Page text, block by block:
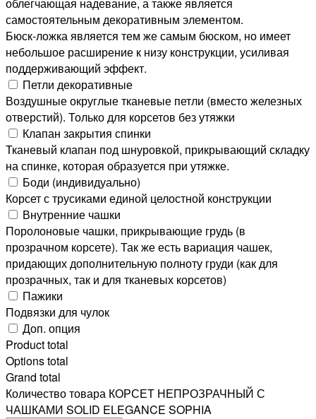
облегчающая надевание, а также является
самостоятельным декоративным элементом.
Бюск-ложка является тем же самым бюском, но имеет
небольшое расширение к низу конструкции, усиливая
поддерживающий эффект.
Петли декоративные
Воздушные округлые тканевые петли (вместо железных
отверстий). Только для корсетов без утяжки
Клапан закрытия спинки
Тканевый клапан под шнуровкой, прикрывающий складку
на спинке, которая образуется при утяжке.
Боди (индивидуально)
Корсет с трусиками единой целостной конструкции
Внутренние чашки
Поролоновые чашки, прикрывающие грудь (в
прозрачном корсете). Так же есть вариация чашек,
придающих дополнительную полноту груди (как для
прозрачных, так и для тканевых корсетов)
Пажики
Подвязки для чулок
Доп. опция
Product total
Options total
Grand total
Количество товара КОРСЕТ НЕПРОЗРАЧНЫЙ С
ЧАШКАМИ SOLID ELEGANCE SOPHIA